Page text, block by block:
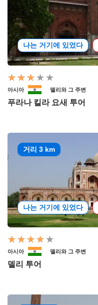
나는 거기에 있었다
아시아 델리와 그 주변
푸라나 킬라 요새 투어
거리 3 km
나는 거기에 있었다
아시아 델리와 그 주변
델리 투어